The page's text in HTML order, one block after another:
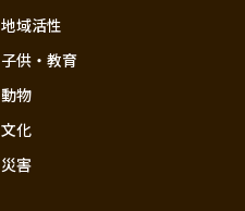
地域活性
子供・教育
動物
文化
災害